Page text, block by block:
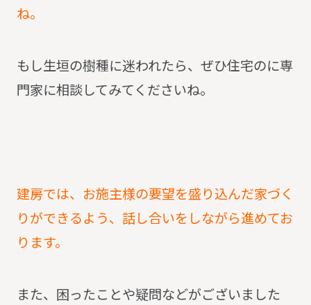
ね。
もし生垣の樹種に迷われたら、ぜひ住宅のに専
門家に相談してみてくださいね。
建房では、お施主様の要望を盛り込んだ家づく
りができるよう、話し合いをしながら進めてお
ります。
また、困ったことや疑問などがございました